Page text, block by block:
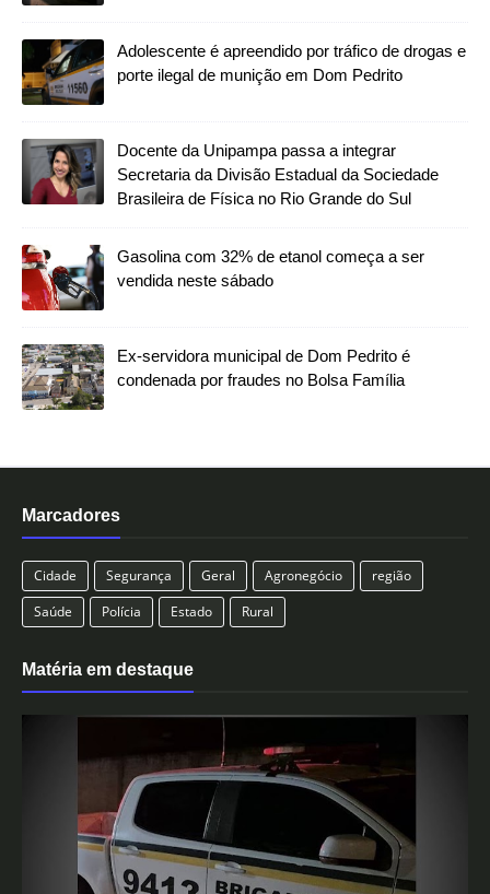
Adolescente é apreendido por tráfico de drogas e
porte ilegal de munição em Dom Pedrito
Docente da Unipampa passa a integrar
Secretaria da Divisão Estadual da Sociedade
Brasileira de Física no Rio Grande do Sul
Gasolina com 32% de etanol começa a ser
vendida neste sábado
Ex-servidora municipal de Dom Pedrito é
condenada por fraudes no Bolsa Família
Marcadores
Cidade Segurança Geral Agronegócio
região
Saúde
Polícia Estado Rural
Matéria em destaque